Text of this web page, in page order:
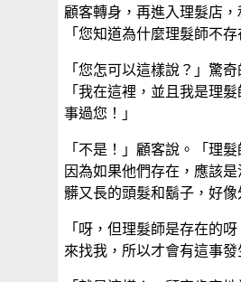
顧客轉身，再進入理髮店，
「您知道為什麼理髮師不存
「您怎可以這樣說？」驚
「我在這裡，並且我是理
事過您！」
「不是！」顧客說。「理
因為如果他們存在，應該
髒又長的頭髮和鬍子，好像
「呀，但理髮師是存在的
來找我，所以才會有這事發